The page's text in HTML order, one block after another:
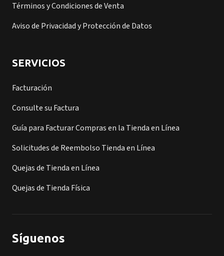
Términos y Condiciones de Venta
Aviso de Privacidad y Protección de Datos
SERVICIOS
Facturación
Consulte su Factura
Guía para Facturar Compras en la Tienda en Línea
Solicitudes de Reembolso Tienda en Línea
Quejas de Tienda en Línea
Quejas de Tienda Física
Síguenos